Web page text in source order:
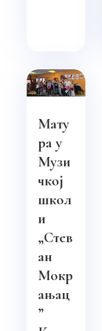
Мату
ра у
Музи
чкој
школ
и
„Стев
ан
Мокр
ањац
”